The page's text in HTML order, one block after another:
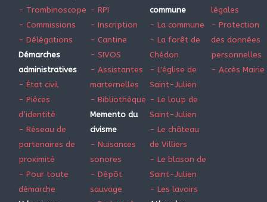
- Trombinoscope
- Commissions
- Délégations
Démarches
administratives
- État civil
- Pièces
d’identité
- Réseau de
partenaires de
proximité
- Pour toute
démarche
- RPI
- Inscription
- Cantine
- SIVOS
- Assistantes
marternelles
- Bibliothèque
Memento du
civisme
- Nuisances
sonores
- Dépôt
sauvage
commune
- La commune
- La forêt de
Chédon
- L'église de
Saint-Julien
- Le loup de
Saint-Julien
- Le château
de Villiers
- Le blason de
Saint-Julien
- Les lavoirs
légales
- Protection
des données
personnelles
- Accès Mairie